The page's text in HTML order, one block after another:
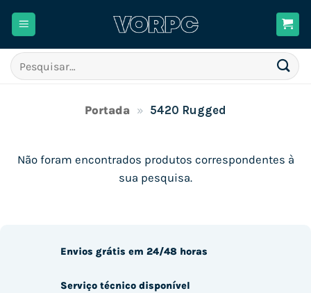
Pesquisar
por:
Portada » 5420 Rugged
Não foram encontrados produtos correspondentes à
sua pesquisa.
Envios grátis em 24/48 horas
Serviço técnico disponível